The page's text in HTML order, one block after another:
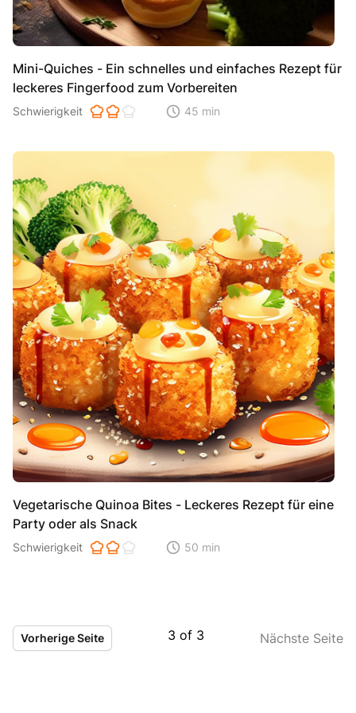
Mini-Quiches - Ein schnelles und einfaches Rezept für
leckeres Fingerfood zum Vorbereiten
Schwierigkeit der Zubereitung. 1 ist einfach 2 ist mittel 3 ist
Schwierigkeit Zeitaufwand der der Zubereitung.
45 min
Vegetarische Quinoa Bites - Leckeres Rezept für eine
Party oder als Snack
Schwierigkeit der Zubereitung. 1 ist einfach 2 ist mittel 3 ist
Schwierigkeit Zeitaufwand der der Zubereitung.
50 min
Vorherige Seite 3 of 3 Nächste Seite